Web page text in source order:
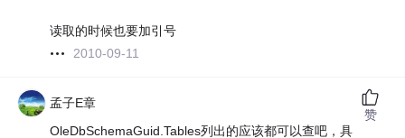
读取的时候也要加引号
2010-09-11
孟子E章
OleDbSchemaGuid.Tables列出的应该都可以查吧，具
赞